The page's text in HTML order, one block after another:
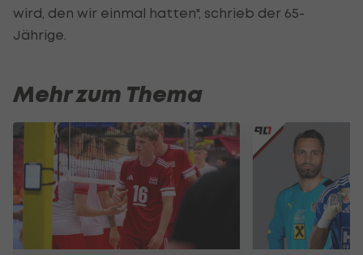
wird, den wir einmal hatten", schrieb der 65-
Jährige.
Mehr zum Thema